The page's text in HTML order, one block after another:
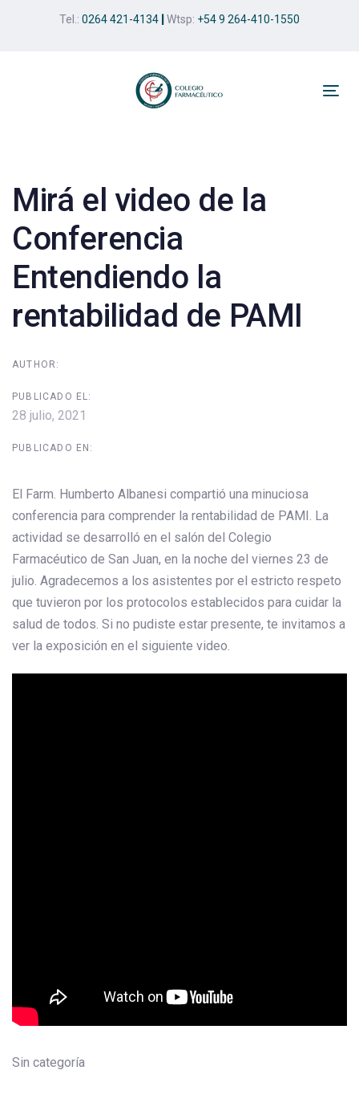
Tel.: 0264 421-4134 Wtsp: +54 9 264-410-1550
Mirá el video de la
Conferencia
Entendiendo la
rentabilidad de PAMI
AUTHOR:
PUBLICADO EL:
28 julio, 2021
PUBLICADO EN:
El Farm. Humberto Albanesi compartió una minuciosa
conferencia para comprender la rentabilidad de PAMI. La
actividad se desarrolló en el salón del Colegio
Farmacéutico de San Juan, en la noche del viernes 23 de
julio. Agradecemos a los asistentes por el estricto respeto
que tuvieron por los protocolos establecidos para cuidar la
salud de todos. Si no pudiste estar presente, te invitamos a
ver la exposición en el siguiente video.
Sin categoría
navigation